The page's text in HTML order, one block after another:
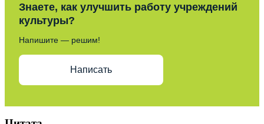
Знаете, как улучшить работу учреждений
культуры?
Напишите — решим!
Написать